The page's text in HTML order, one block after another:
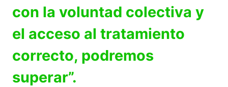
con la voluntad colectiva y
el acceso al tratamiento
correcto, podremos
superar”.